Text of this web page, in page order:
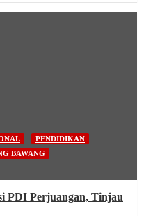
PENDIDIKAN
BAWANG
PDI Perjuangan, Tinjau